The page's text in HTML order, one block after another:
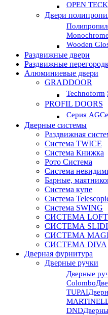
OPEN TECK
Двери
Monochrome
Wooden
Раздвижные двери
Раздвижные
Алюминиевые двери
GRADDOOR
Technoform
PROFIL DOORS
Серия AG
Дверные системы
Раздвижная
Система TWICE
Система Книжка
Рото Система
Система
Барные,
Система купе
Система
Система SWING
СИСТЕМА LOFT
СИСТЕМА
СИСТЕМА
СИСТЕМА DIVA
Дверная фурнитура
Дверные ручки
Дверные
Colombo
TUPAI
DND